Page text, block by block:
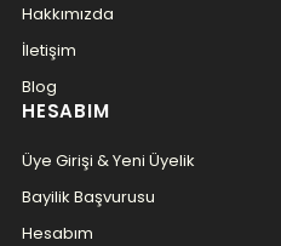
Hakkımızda
İletişim
Blog
HESABIM
Üye Girişi & Yeni Üyelik
Bayilik Başvurusu
Hesabım